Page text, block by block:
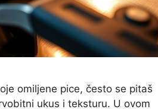
omiljene pice, često se pitaš
ukus i teksturu. U ovom